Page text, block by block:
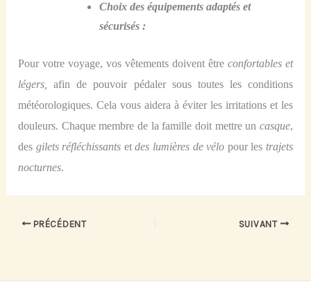
Choix des équipements adaptés et
sécurisés :
Pour votre voyage, vos vêtements doivent être confortables et
légers,
afin depouvoir pédaler sous toutes les conditions
météorologiques. Cela vous aidera à éviter les irritations et les
douleurs. Chaque membre de la famille doitmettre un casque,
des gilets réfléchissants etdes lumières de vélo pour les trajets
nocturnes.
PRÉCÉDENT SUIVANT